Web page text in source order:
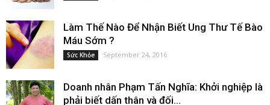
Làm Thế Nào Để Nhận Biết Ung Thư Tế Bào
Máu Sớm ?
Sức Khỏe September 24, 2016
Doanh nhân Phạm Tấn Nghĩa: Khởi nghiệp là
phải biết dấn thân và đối...